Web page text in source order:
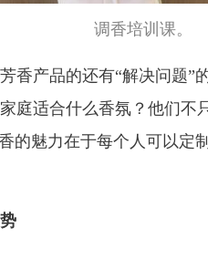
调香培训课。
香产品的还有“解决问题”
庭适合什么香氛？他们不
的魅力在于每个人可以定